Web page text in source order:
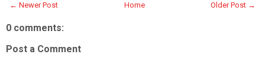
← Newer Post Older Post →
Home
0 comments:
Post a Comment